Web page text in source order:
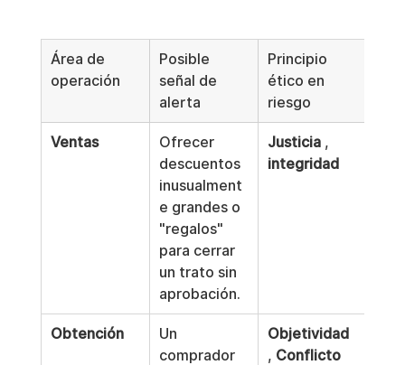
Área de
operación
Posible
señal de
alerta
Principio
ético en
riesgo
Ventas
Ofrecer
descuentos
inusualment
e grandes o
"regalos"
para cerrar
un trato sin
aprobación.
Justicia ,
integridad
Obtención
Un
comprador
Objetividad
, Conflicto